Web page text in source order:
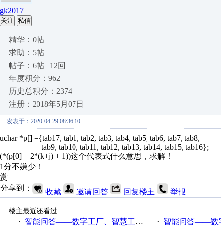
gk2017
关注 私信
精华：0帖
求助：5帖
帖子：6帖 | 12回
年度积分：962
历史总积分：2374
注册：2018年5月07日
发表于：2020-04-29 08:36:10
uchar *p[] ={tab17, tab1, tab2, tab3, tab4, tab5, tab6, tab7, tab8,
tab9, tab10, tab11, tab12, tab13, tab14, tab15, tab16};
(*(p[0] + 2*(k+j) + 1))这个代表式什么意思，求解！
1分不嫌少！
赏
分享到：
收藏 邀请回答 回复楼主 举报
楼主最近还看过
·
智能问答——数字工厂、智慧工厂和智能制造三者的区别是什么？ · 智能问答——数字化工厂与